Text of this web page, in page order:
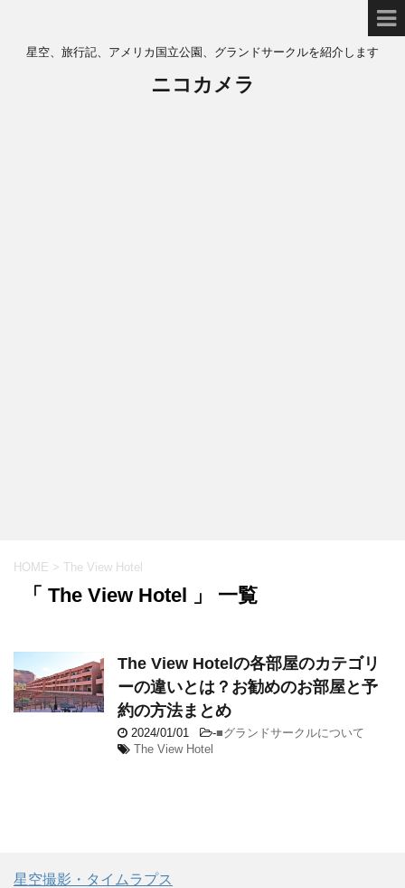
星空、旅行記、アメリカ国立公園、グランドサークルを紹介します
ニコカメラ
HOME > The View Hotel
「 The View Hotel 」 一覧
The View Hotelの各部屋のカテゴリ
ーの違いとは？お勧めのお部屋と予
約の方法まとめ
2024/01/01 -■グランドサークルについて
The View Hotel
星空撮影・タイムラプス